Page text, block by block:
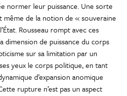
normer leur puissance. Une sorte
même de la notion de « souveraine
Rousseau rompt avec ces
dimension de puissance du corps
sur sa limitation par un
yeux le corps politique, en tant
d’expansion anomique
rupture n’est pas un aspect